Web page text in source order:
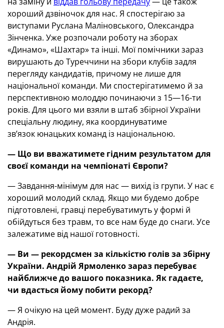
хороший дзвіночок для нас. Я спостерігаю за
виступами Руслана Маліновського, Олександра
Зінченка. Уже розпочали роботу на зборах
«Динамо», «Шахтар» та інші. Мої помічники зараз
вирушають до Туреччини на збори клубів задля
перегляду кандидатів, причому не лише для
національної команди. Ми спостерігатимемо й за
перспективною молоддю починаючи з 15—16-ти
років. Для цього ми взяли в штаб збірної України
спеціальну людину, яка координуватиме
зв’язок юнацьких команд із національною.
— Що ви вважатимете гідним результатом для
своєї команди на чемпіонаті Європи?
— Завдання-мінімум для нас — вихід із групи. У нас є
хороший молодий склад. Якщо ми будемо добре
підготовлені, гравці перебуватимуть у формі й
обійдуться без травм, то все нам буде до снаги. Усе
залежатиме від нашої готовності.
— Ви — рекордсмен за кількістю голів за збірну
України. Андрій Ярмоленко зараз перебуває
найближче до вашого показника. Як гадаєте,
чи вдасться йому побити рекорд?
— Я очікую на цей момент. Буду дуже радий за
Андрія.